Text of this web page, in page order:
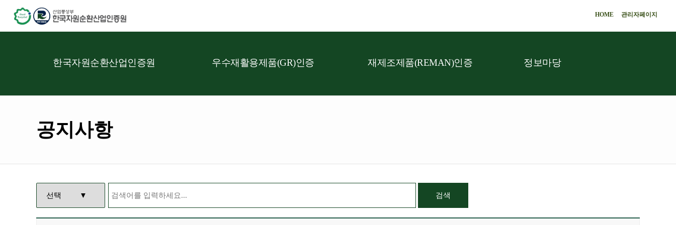
HOME 관리자페이지
한국자원순환산업인증원 우수재활용제품(GR)인증 재제조제품(REMAN)인증 정보마당
공지사항
검색